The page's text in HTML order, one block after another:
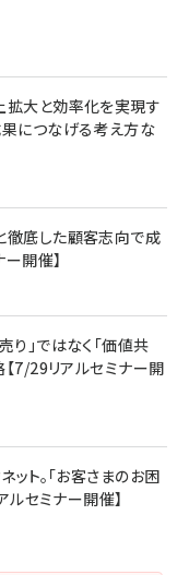
拡大と効率化を実現す
果につなげる考え方な
徹底した顧客志向で成
開催】
り」ではなく「価値共
7/29リアルセミナー開
ト。「お客さまのお困
ルセミナー開催】